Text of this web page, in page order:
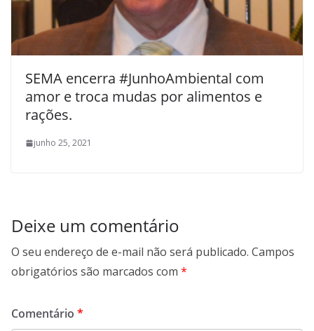
SEMA encerra #JunhoAmbiental com
amor e troca mudas por alimentos e
rações.
junho 25, 2021
Deixe um comentário
O seu endereço de e-mail não será publicado. Campos
obrigatórios são marcados com *
Comentário *